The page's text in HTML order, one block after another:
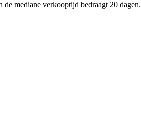
mediane verkooptijd bedraagt 20 dagen.